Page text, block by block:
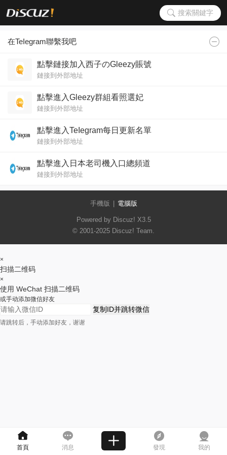
搜索關鍵字
在TeIegram聯繫我吧
點擊鏈接加入西子のGleezy賬號
鏈接到外部地址
點擊進入Gleezy群組看照選妃
鏈接到外部地址
點擊進入TeIegram每日更新名單
鏈接到外部地址
點擊進入日本老司機入口總頻道
鏈接到外部地址
手機版 電腦版
Powered by Discuz! X3.5
© 2001-2025 Discuz! Team.
×
扫描二维码
×
使用 WeChat 扫描二维码
或手动添加微信好友
复制ID并跳转微信
请跳转后，手动添加好友，谢谢
首頁 消息 發現 我的